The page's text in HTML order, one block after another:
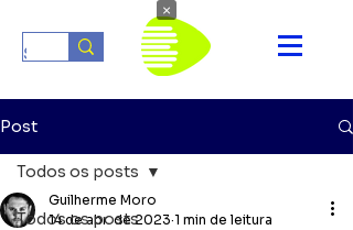
Post
Todos os posts
Todos os posts
Guilherme Moro
14 de abr. de 2023 1 min de leitura
×